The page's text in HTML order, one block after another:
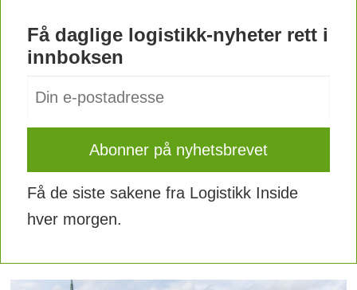
Få daglige logistikk-nyheter rett i
innboksen
Få de siste sakene fra Logistikk Inside
hver morgen.